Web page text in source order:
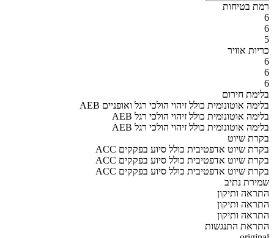
רמת בטיחות
6
6
5
כריות אוויר
6
6
6
בלימת חירום
AEB בלימה אוטונומית כולל זיהוי הולכי רגל ואופניים
AEB בלימה אוטונומית כולל זיהוי הולכי רגל
AEB בלימה אוטונומית כולל זיהוי הולכי רגל
בקרת שיוט
ACC בקרת שיוט אדפטיבית כולל סיוע בפקקים
ACC בקרת שיוט אדפטיבית כולל סיוע בפקקים
ACC בקרת שיוט אדפטיבית כולל סיוע בפקקים
שמירת נתיב
התראה ותיקון
התראה ותיקון
התראה ותיקון
התראת התנגשות